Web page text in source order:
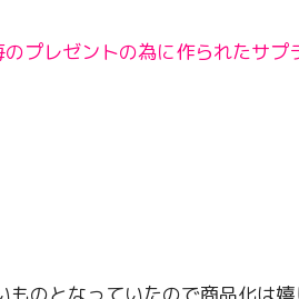
プレゼントの為に作られたサプ